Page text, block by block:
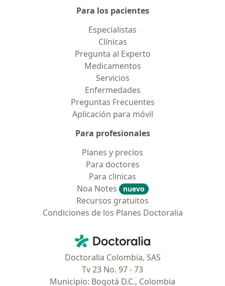
Para los pacientes
Especialistas
Clínicas
Pregunta al Experto
Medicamentos
Servicios
Enfermedades
Preguntas Frecuentes
Aplicación para móvil
Para profesionales
Planes y precios
Para doctores
Para clinicas
Noa Notes
nuevo
Recursos gratuitos
Condiciones de los Planes Doctoralia
Doctoralia - Página de inicio
Doctoralia Colombia, SAS
Tv 23 No. 97 - 73
Municipio: Bogotá D.C., Colombia